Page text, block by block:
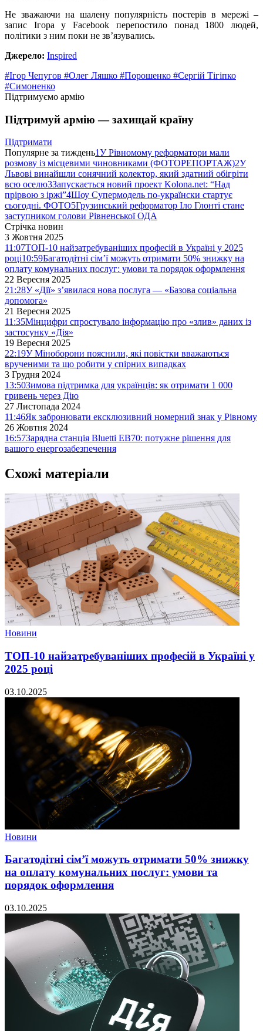
Не зважаючи на шалену популярність постерів в мережі –
запис Ігора у Facebook перепостило понад 1800 людей,
політики з ним поки не зв’язувались.
Джерело: Inspired
#Ігор Чепугов #Олег Ляшко #Порошенко #Сергій Тігіпко
#Симоненко
Підтримуємо армію
Підтримуй армію — захищай країну
Підтримати
Популярне за тиждень1У Рівномому реформатори мали
розмову із місцевими чиновниками (ФОТОРЕПОРТАЖ)2У
Львові винайшли сонячний колектор, який здатний обігріти
всю оселю3Запускається новий проект Kolona.net: “Над
прірвою з іржі”4Шоу Супермодель по-українски стартує
сьогодні. ФОТО5Грузинський реформатор Іло Глонті стане
заступником голови Рівненської ОДА
Стрічка новин
3 Жовтня 2025
11:07ТОП-10 найзатребуваніших професій в Україні у 2025
році10:59Багатодітні сім’ї можуть отримати 50% знижку на
оплату комунальних послуг: умови та порядок оформлення
22 Вересня 2025
21:28У «Дії» з’явилася нова послуга — «Базова соціальна
допомога»
21 Вересня 2025
11:35Мінцифри спростувало інформацію про «злив» даних із
застосунку «Дія»
19 Вересня 2025
22:19У Міноборони пояснили, які повістки вважаються
врученими та що робити у спірних випадках
3 Грудня 2024
13:50Зимова підтримка для українців: як отримати 1 000
гривень через Дію
27 Листопада 2024
11:46Як забронювати ексклюзивний номерний знак у Рівному
26 Жовтня 2024
16:57Зарядна станція Bluetti EB70: потужне рішення для
вашого енергозабезпечення
Схожі матеріали
Новини
ТОП-10 найзатребуваніших професій в Україні у
2025 році
03.10.2025
Новини
Багатодітні сім’ї можуть отримати 50% знижку
на оплату комунальних послуг: умови та
порядок оформлення
03.10.2025